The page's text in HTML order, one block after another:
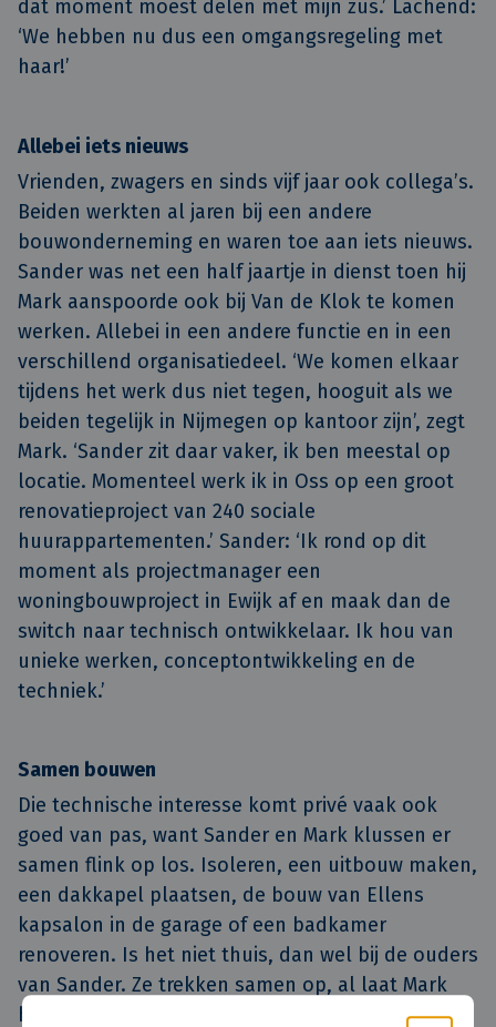
dat moment moest delen met mijn zus.’ Lachend:
‘We hebben nu dus een omgangsregeling met
haar!’
Allebei iets nieuws
Vrienden, zwagers en sinds vijf jaar ook collega’s.
Beiden werkten al jaren bij een andere
bouwonderneming en waren toe aan iets nieuws.
Sander was net een half jaartje in dienst toen hij
Mark aanspoorde ook bij Van de Klok te komen
werken. Allebei in een andere functie en in een
verschillend organisatiedeel. ‘We komen elkaar
tijdens het werk dus niet tegen, hooguit als we
beiden tegelijk in Nijmegen op kantoor zijn’, zegt
Mark. ‘Sander zit daar vaker, ik ben meestal op
locatie. Momenteel werk ik in Oss op een groot
renovatieproject van 240 sociale
huurappartementen.’ Sander: ‘Ik rond op dit
moment als projectmanager een
woningbouwproject in Ewijk af en maak dan de
switch naar technisch ontwikkelaar. Ik hou van
unieke werken, conceptontwikkeling en de
techniek.’
Samen bouwen
Die technische interesse komt privé vaak ook
goed van pas, want Sander en Mark klussen er
samen flink op los. Isoleren, een uitbouw maken,
een dakkapel plaatsen, de bouw van Ellens
kapsalon in de garage of een badkamer
renoveren. Is het niet thuis, dan wel bij de ouders
van Sander. Ze trekken samen op, al laat Mark
het installatiewerk graag aan zijn zwager over.